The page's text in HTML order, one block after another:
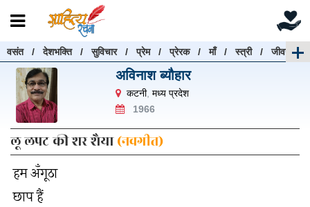
वसंत/देशभक्ति/सुविचार/प्रेम/प्रेरक/माँ/स्त्री/जीवन
अविनाश ब्यौहार
कटनी, मध्य प्रदेश
1966
लू लपट की शर शैया(नवगीत)
हम अँगूठा
छाप हैं
रचनाएँ खोजें
रचनाएँ खोजने के लिए नीचे दी गई बॉक्स में हिन्दी में लिखें और
"खोजें" बटन पर क्लिक करें